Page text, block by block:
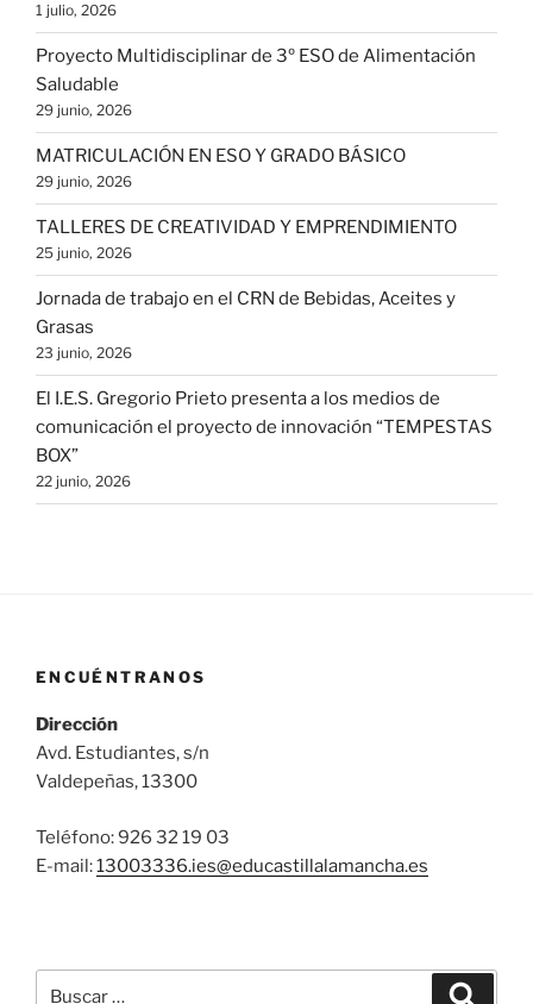
1 julio, 2026
Proyecto Multidisciplinar de 3º ESO de Alimentación
Saludable
29 junio, 2026
MATRICULACIÓN EN ESO Y GRADO BÁSICO
29 junio, 2026
TALLERES DE CREATIVIDAD Y EMPRENDIMIENTO
25 junio, 2026
Jornada de trabajo en el CRN de Bebidas, Aceites y
Grasas
23 junio, 2026
El I.E.S. Gregorio Prieto presenta a los medios de
comunicación el proyecto de innovación “TEMPESTAS
BOX”
22 junio, 2026
ENCUÉNTRANOS
Dirección
Avd. Estudiantes, s/n
Valdepeñas, 13300
Teléfono: 926 32 19 03
E-mail:13003336.ies@educastillalamancha.es